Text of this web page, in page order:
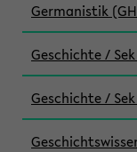
Germanistik
Geschichte / Sek
Geschichte /